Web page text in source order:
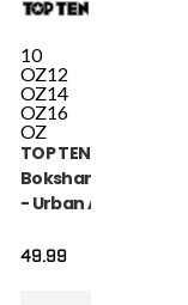
10
OZ12
OZ14
OZ16
OZ
TOP TEN
Bokshandschoen
- Urban Arts -
49.99